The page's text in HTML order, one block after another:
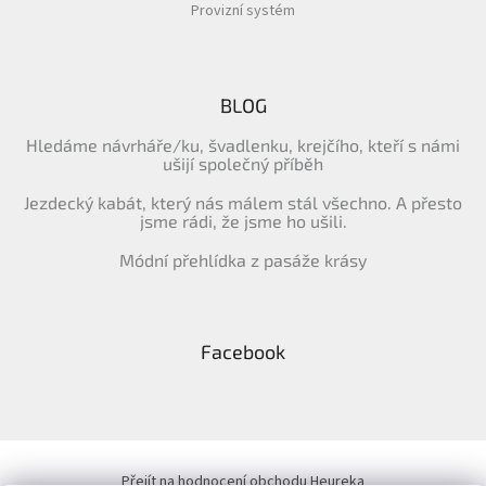
Provizní systém
BLOG
Hledáme návrháře/ku, švadlenku, krejčího, kteří s námi
ušijí společný příběh
Jezdecký kabát, který nás málem stál všechno. A přesto
jsme rádi, že jsme ho ušili.
Módní přehlídka z pasáže krásy
Facebook
Přejít na hodnocení obchodu Heureka